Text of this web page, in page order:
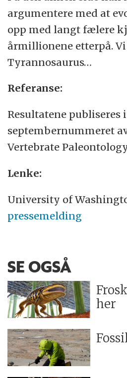
argumentere med at
opp med langt fælere
årmillionene etterpå.
Tyrannosaurus…
Referanse:
Resultatene publiseres i
septembernummeret
Vertebrate
Lenke:
University of
pressemelding
SE OGSÅ
her